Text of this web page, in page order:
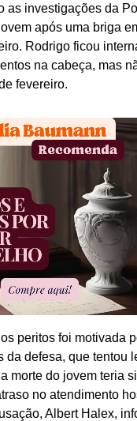
as investigações da
após uma briga
Rodrigo ficou
na cabeça, mas
fevereiro.
peritos foi motivada
da defesa, que tentou
morte do jovem teria
no atendimento
Albert Halex,